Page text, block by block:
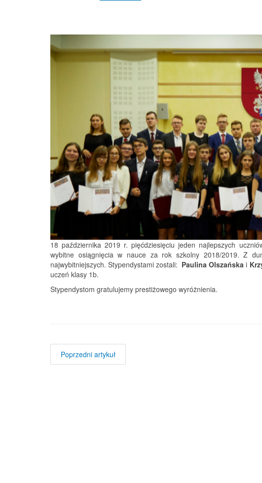
18 października 2019 r. pięćdziesięciu jeden najlepszych
wybitne osiągnięcia w nauce za rok szkolny 2018/2019. Z
najwybitniejszych. Stypendystami zostali: Paulina Olszańskai
uczeń klasy 1b.
Stypendystom gratulujemy prestiżowego wyróżnienia.
Poprzedni artykuł